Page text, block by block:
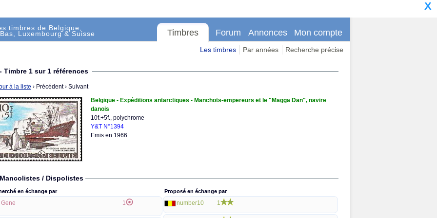
X
timbres de Belgique,
Luxembourg & Suisse Timbres Forum Annonces Mon compte
Les timbres Par années Recherche précise
- Timbre 1 sur 1 références
à la liste › Précédent› Suivant
Belgique - Expéditions antarctiques - Manchots-empereurs et le "Magga Dan", navire
danois
10f.+5f., polychrome
Y&T N°1394
Emis en 1966
Mancolistes / Dispolistes
en échange par
Gene 1
Proposé en échange par
number10 1